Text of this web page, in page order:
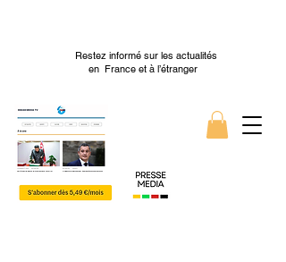
Restez informé sur les actualités
en France et à l’étranger